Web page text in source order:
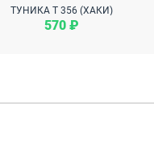
ТУНИКА Т 356 (ХАКИ)
570 ₽